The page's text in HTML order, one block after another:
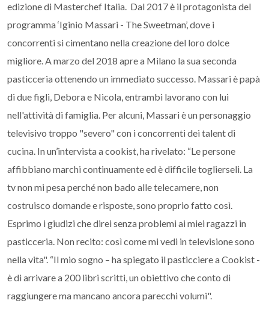
edizione di Masterchef Italia. Dal 2017 è il protagonista del
programma ‘Iginio Massari - The Sweetman’, dove i
concorrenti si cimentano nella creazione del loro dolce
migliore. A marzo del 2018 apre a Milano la sua seconda
pasticceria ottenendo un immediato successo. Massari è papà
di due figli, Debora e Nicola, entrambi lavorano con lui
nell'attività di famiglia. Per alcuni, Massari è un personaggio
televisivo troppo "severo" con i concorrenti dei talent di
cucina. In un’intervista a cookist, ha rivelato: “Le persone
affibbiano marchi continuamente ed è difficile toglierseli. La
tv non mi pesa perché non bado alle telecamere, non
costruisco domande e risposte, sono proprio fatto così.
Esprimo i giudizi che direi senza problemi ai miei ragazzi in
pasticceria. Non recito: così come mi vedi in televisione sono
nella vita". “Il mio sogno – ha spiegato il pasticciere a Cookist -
è di arrivare a 200 libri scritti, un obiettivo che conto di
raggiungere ma mancano ancora parecchi volumi".